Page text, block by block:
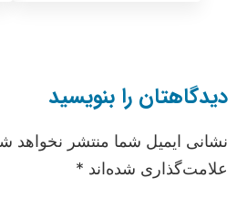
دیدگاهتان را بنویسید
نشانی ایمیل شما منتشر نخواهد
علامت‌گذاری شده‌اند *